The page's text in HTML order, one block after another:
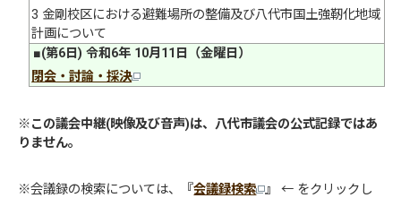
3 金剛校区における避難場所の整備及び八代市国土強靭化地域
計画について
■(第6日) 令和6年 10月11日（金曜日）
閉会・討論・採決
※この議会中継(映像及び音声)は、八代市議会の公式記録ではあ
りません。
※会議録の検索については、 『会議録検索 』
← をクリックし